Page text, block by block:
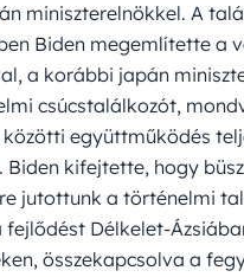
miniszterelnökkel. A
Biden megemlítette a
a korábbi japán
csúcstalálkozót,
együttműködés
Biden kifejtette, hogy
jutottunk a történelmi
Délkelet-
összekapcsolva a